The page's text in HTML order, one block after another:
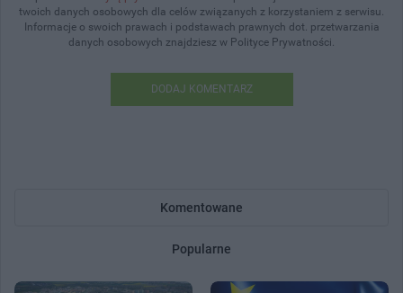
twoich danych osobowych dla celów związanych z korzystaniem z serwisu.
Informacje o swoich prawach i podstawach prawnych dot. przetwarzania
danych osobowych znajdziesz w Polityce Prywatności.
DODAJ KOMENTARZ
Komentowane
Popularne